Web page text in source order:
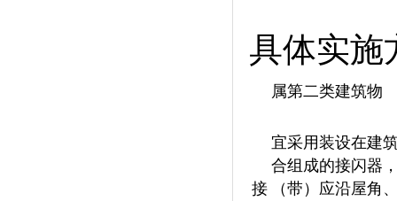
具体实施
属第二类建筑物
接
宜采用装设在建
合组成的接闪器
（带）应沿屋角